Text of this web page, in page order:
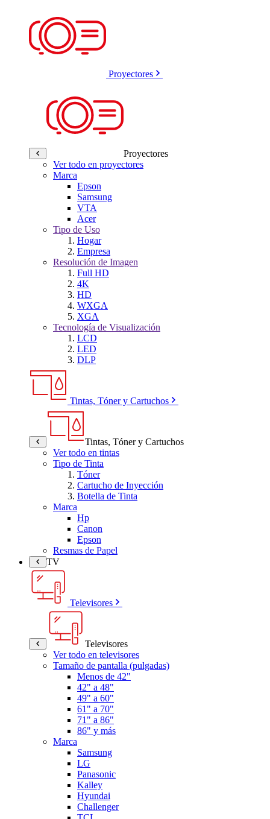
Proyectores
Proyectores
Ver todo en proyectores
Marca
Epson
Samsung
VTA
Acer
Tipo de Uso
Hogar
Empresa
Resolución de Imagen
Full HD
4K
HD
WXGA
XGA
Tecnología de Visualización
LCD
LED
DLP
Tintas, Tóner y Cartuchos
Tintas, Tóner y Cartuchos
Ver todo en tintas
Tipo de Tinta
Tóner
Cartucho de Inyección
Botella de Tinta
Marca
Hp
Canon
Epson
Resmas de Papel
TV
Televisores
Televisores
Ver todo en televisores
Tamaño de pantalla (pulgadas)
Menos de 42"
42" a 48"
49" a 60"
61" a 70"
71" a 86"
86" y más
Marca
Samsung
LG
Panasonic
Kalley
Hyundai
Challenger